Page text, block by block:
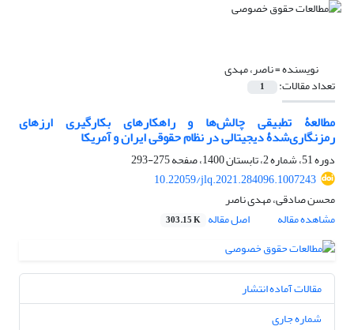
نویسنده =ناصر، مهدی
تعداد مقالات: 1
مطالعۀ تطبیقی چالش‌ها و راهکارهای بکارگیری ارزهای
رمزنگاری‌شدۀ دیجیتالی در نظام حقوقی ایران و آمریکا
دوره 51، شماره 2، تابستان 1400، صفحه
275-293
10.22059/jlq.2021.284096.1007243
محسن صادقی، مهدی ناصر
مشاهده مقاله
اصل مقاله 303.15 K
مقالات آماده انتشار
شماره جاری